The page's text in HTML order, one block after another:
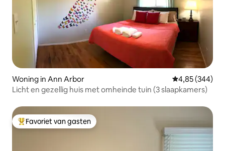
Woning in Ann Arbor Gemiddelde
4,85 (344)
Licht en gezellig huis met omheinde tuin (3 slaapkamers)
Topfavoriet van gasten
Favoriet van gasten